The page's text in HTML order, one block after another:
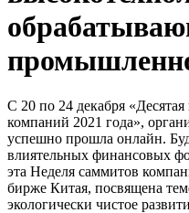
С 20 по 24 декабря
компаний 2021 года»,
успешно прошла онлайн.
влиятельных финансовых
эта Неделя саммитов
бирже Китая, посвящена
экологически чистое